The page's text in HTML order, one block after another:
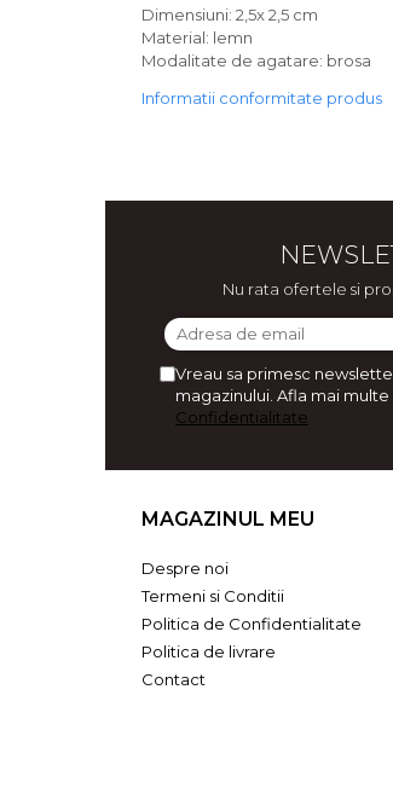
Cadouri pentru EL
Cadouri pentru iubit
Cadouri pentru iubita
Cadouri pentru mama
Cadouri pentru bunici
Ateliere - planse cu nisip colorat
Dimensiuni: 2,5x 2,5 cm
Material: lemn
Modalitate de agatare: brosa
Informatii conformitate produs
Nu rata ofertele si
Vreau sa primesc
magazinului. Afla mai multe
Confidentialitate
MAGAZINUL MEU
Despre noi
Termeni si Conditii
Politica de Confidentialitate
Politica de livrare
Contact